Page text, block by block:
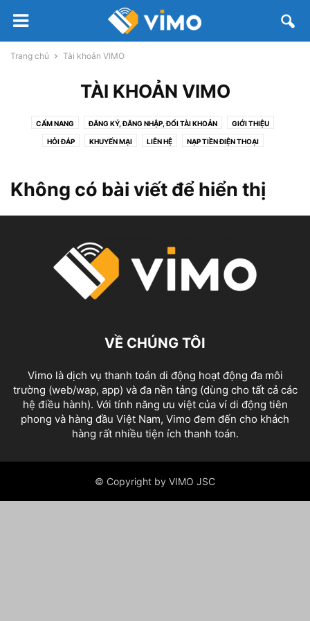
Trang chủ Tài khoản VIMO
TÀI KHOẢN VIMO
CẨM NANG ĐĂNG KÝ, ĐĂNG NHẬP, ĐỔI TÀI KHOẢN GIỚI THIỆU
HỎI ĐÁP KHUYẾN MẠI LIÊN HỆ NẠP TIỀN ĐIỆN THOẠI
Không có bài viết để hiển thị
VỀ CHÚNG TÔI
Vimo là dịch vụ thanh toán di động hoạt động đa môi
trường (web/wap, app) và đa nền tảng (dùng cho tất cả các
hệ điều hành). Với tính năng ưu việt của ví di động tiên
phong và hàng đầu Việt Nam, Vimo đem đến cho khách
hàng rất nhiều tiện ích thanh toán.
© Copyright by VIMO JSC